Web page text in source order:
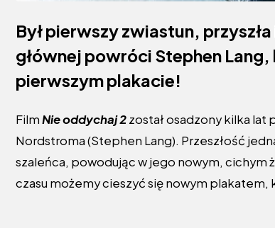
Byłpierwszy zwiastun,
głównej powróci Stephen
pierwszym plakacie!
FilmNie oddychaj 2został osadzony kilka lat
Nordstroma (Stephen Lang). Przeszłość
szaleńca, powodując w jego nowym, cichym
czasu możemy cieszyć się nowym plakatem,